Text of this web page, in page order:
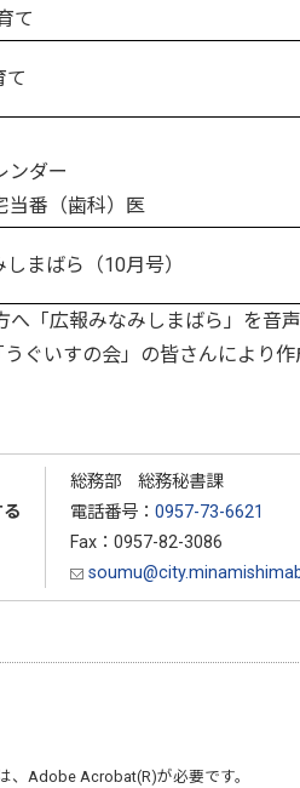
て
て
ンダー
番（歯科）医
まばら（10月号）
「広報みなみしまばら」を音声
ぐいすの会」の皆さんにより
総務部 総務秘書課
電話番号： 0957-73-6621
Fax：0957-82-3086
、 Adobe Acrobat(R)が必要です。